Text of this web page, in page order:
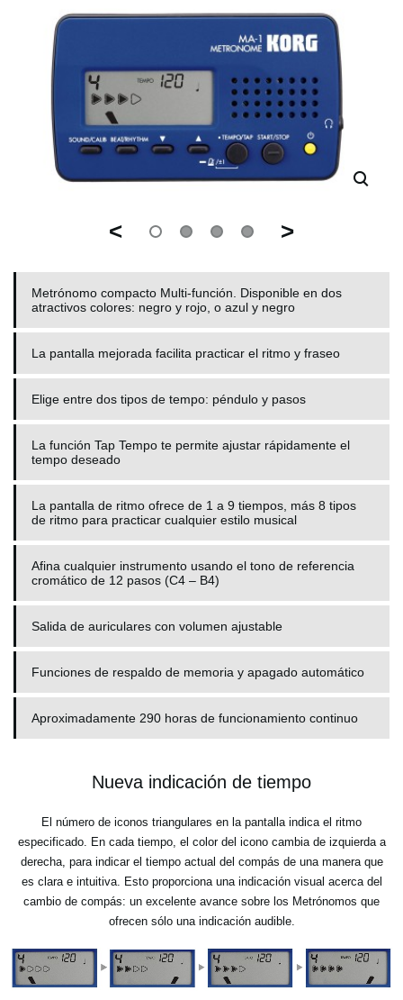
< >
Metrónomo compacto Multi-función. Disponible en dos
atractivos colores: negro y rojo, o azul y negro
La pantalla mejorada facilita practicar el ritmo y fraseo
Elige entre dos tipos de tempo: péndulo y pasos
La función Tap Tempo te permite ajustar rápidamente el
tempo deseado
La pantalla de ritmo ofrece de 1 a 9 tiempos, más 8 tipos
de ritmo para practicar cualquier estilo musical
Afina cualquier instrumento usando el tono de referencia
cromático de 12 pasos (C4 – B4)
Salida de auriculares con volumen ajustable
Funciones de respaldo de memoria y apagado automático
Aproximadamente 290 horas de funcionamiento continuo
Nueva indicación de tiempo
El número de iconos triangulares en la pantalla indica el ritmo
especificado. En cada tiempo, el color del icono cambia de izquierda a
derecha, para indicar el tiempo actual del compás de una manera que
es clara e intuitiva. Esto proporciona una indicación visual acerca del
cambio de compás: un excelente avance sobre los Metrónomos que
ofrecen sólo una indicación audible.